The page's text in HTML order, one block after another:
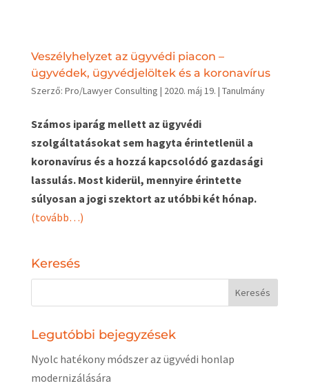
Veszélyhelyzet az ügyvédi piacon –
ügyvédek, ügyvédjelöltek és a koronavírus
Szerző: Pro/Lawyer Consulting | 2020. máj 19. | Tanulmány
Számos iparág mellett az ügyvédi
szolgáltatásokat sem hagyta érintetlenül a
koronavírus és a hozzá kapcsolódó gazdasági
lassulás. Most kiderül, mennyire érintette
súlyosan a jogi szektort az utóbbi két hónap.
(tovább…)
Keresés
Legutóbbi bejegyzések
Nyolc hatékony módszer az ügyvédi honlap
modernizálására